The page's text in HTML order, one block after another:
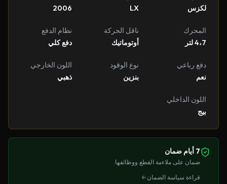
لكزس
LX
2006
المحرك
4،7 لتر
ناقل الحركة
أوتوماتيك
نظام الدفع
دفع كلي
دفع رباعي
نعم
نوع الوقود
بنزين
اللون الخارجي
ذهبي
اللون الداخلي
بيج
7 أيام ضمان
ضمان على ملاءمة القطع ووظائفها.
قراءة سياسة الضمان